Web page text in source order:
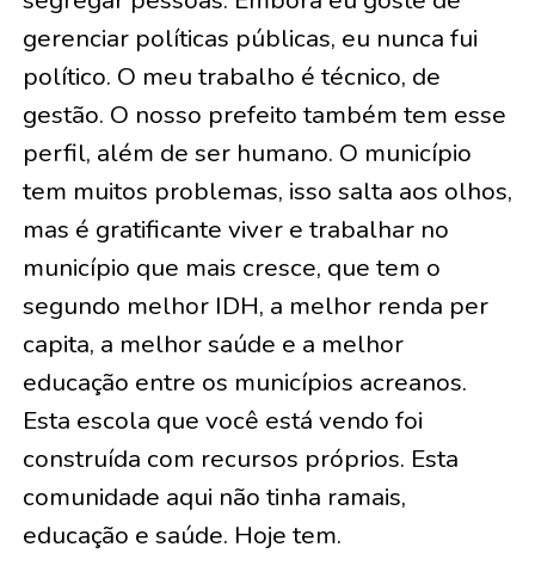
gerenciar políticas públicas, eu nunca fui
político. O meu trabalho é técnico, de
gestão. O nosso prefeito também tem esse
perfil, além de ser humano. O município
tem muitos problemas, isso salta aos olhos,
mas é gratificante viver e trabalhar no
município que mais cresce, que tem o
segundo melhor IDH, a melhor renda per
capita, a melhor saúde e a melhor
educação entre os municípios acreanos.
Esta escola que você está vendo foi
construída com recursos próprios. Esta
comunidade aqui não tinha ramais,
educação e saúde. Hoje tem.